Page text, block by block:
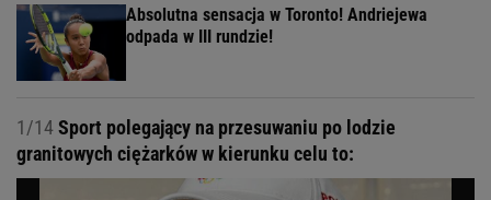
Absolutna sensacja w Toronto! Andriejewa
odpada w III rundzie!
1/14Sport polegający na przesuwaniu po lodzie
granitowych ciężarków w kierunku celu to: